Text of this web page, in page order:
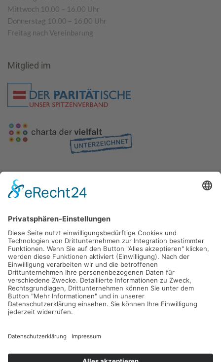
Mittwoch 10.00 – 16.00 Uhr
Donnerstag 10.00 – 16.00 Uhr
Freitag nach Vereinbarung
Mitglied im
Gefördert durch die
Freie und Hansestadt Hamburg
SUCHT.HAMBURG gGmbH